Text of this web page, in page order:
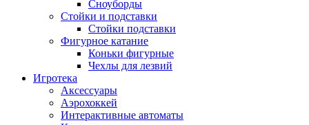
Сноуборды
Стойки и подставки
Cтойки подставки
Фигурное катание
Коньки фигурные
Чехлы для лезвий
Игротека
Аксессуары
Аэрохоккей
Интерактивные автоматы